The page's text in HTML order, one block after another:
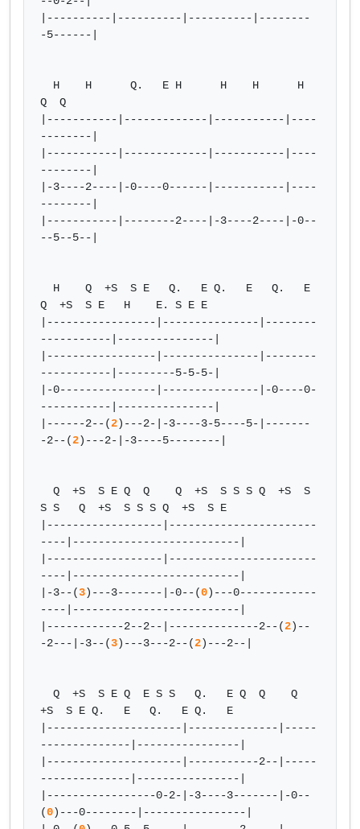
|----------|----------|----------|--------
-5------|
Q  Q
|-----------|-------------|-----------|----
--------|
|-----------|-------------|-----------|----
--------|
|-3----2----|-0----0------|-----------|----
--------|
|-----------|--------2----|-3----2----|-0--
--5--5--|
Q  +S  S E   H    E. S E E
|-----------------|---------------|--------
-----------|---------------|
|-----------------|---------------|--------
-----------|---------5-5-5-|
|-0---------------|---------------|-0----0-
-----------|---------------|
|------2--(2)---2-|-3----3-5----5-|-------
-2--(2)---2-|-3----5--------|
S S   Q  +S  S S S Q  +S  S E
|------------------|-----------------------
----|--------------------------|
|------------------|-----------------------
----|--------------------------|
|-3--(3)---3-------|-0--(0)---0------------
----|--------------------------|
|------------2--2--|--------------2--(2)--
-2---|-3--(3)---3---2--(2)---2--|
+S  S E Q.   E   Q.   E Q.   E
|---------------------|--------------|-----
--------------|----------------|
|---------------------|-----------2--|-----
--------------|----------------|
|-----------------0-2-|-3----3-------|-0--
(0)---0--------|----------------|